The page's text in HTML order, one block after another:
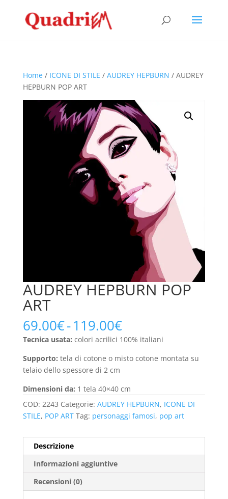
Home/ ICONE DI STILE / AUDREY HEPBURN / AUDREY
HEPBURN POP ART
AUDREY HEPBURN POP
ART
69.00€-119.00€Fascia
di
prezzo:
da
a
119.00€
Tecnica usata: colori acrilici 100% italiani
Supporto: tela di cotone o misto cotone montata su
telaio dello spessore di 2 cm
Dimensioni da: 1 tela 40×40 cm
COD: 2243 Categorie: AUDREY HEPBURN, ICONE DI
STILE, POP ART Tag: personaggi famosi, pop art
Descrizione
Informazioni aggiuntive
Recensioni (0)